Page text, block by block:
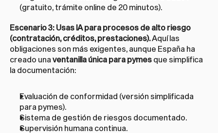
(gratuito, trámite online de 20 minutos).
Escenario 3: Usas IA para procesos de alto riesgo
(contratación, créditos, prestaciones). Aquí las
obligaciones son más exigentes, aunque España ha
creado una ventanilla única para pymes que simplifica
la documentación:
Evaluación de conformidad (versión simplificada
para pymes).
Sistema de gestión de riesgos documentado.
Supervisión humana continua.